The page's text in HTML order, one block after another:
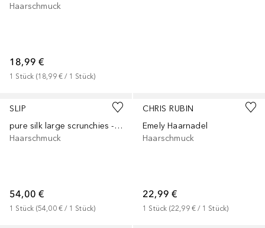
Haarschmuck
18,99 €
1 Stück (18,99 € / 1 Stück)
SLIP
pure silk large scrunchies - petal
Haarschmuck
54,00 €
1 Stück (54,00 € / 1 Stück)
CHRIS RUBIN
Emely Haarnadel
Haarschmuck
22,99 €
1 Stück (22,99 € / 1 Stück)